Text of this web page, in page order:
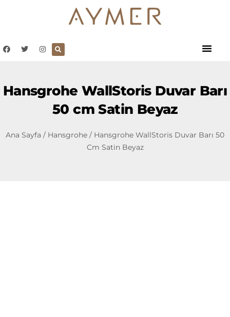
Hansgrohe WallStoris Duvar Barı
50 cm Satin Beyaz
Ana Sayfa / Hansgrohe / Hansgrohe WallStoris Duvar Barı 50
Cm Satin Beyaz